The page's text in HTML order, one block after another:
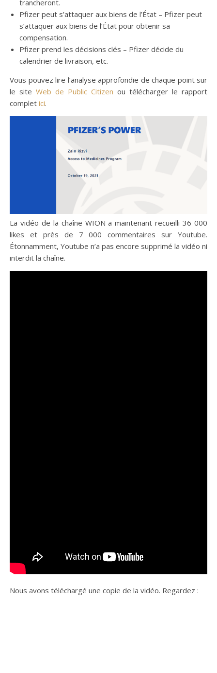
trancheront.
Pfizer peut s’attaquer aux biens de l’État – Pfizer peut
s’attaquer aux biens de l’État pour obtenir sa
compensation.
Pfizer prend les décisions clés – Pfizer décide du
calendrier de livraison, etc.
Vous pouvez lire l’analyse approfondie de chaque point sur
le site Web de Public Citizen ou télécharger le rapport
complet ici.
La vidéo de la chaîne WION a maintenant recueilli 36 000
likes et près de 7 000 commentaires sur Youtube.
Étonnamment, Youtube n’a pas encore supprimé la vidéo ni
interdit la chaîne.
Nous avons téléchargé une copie de la vidéo. Regardez :